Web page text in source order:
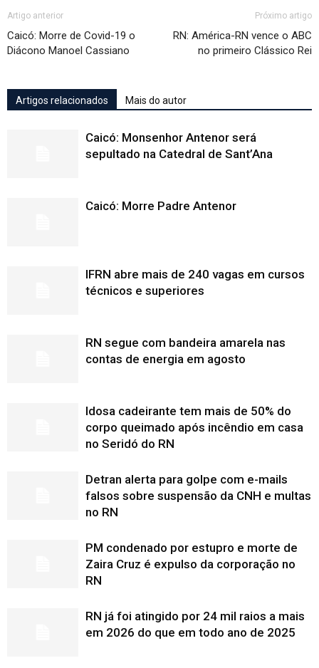
Artigo anterior
Caicó: Morre de Covid-19 o
Diácono Manoel Cassiano
Próximo artigo
RN: América-RN vence o ABC
no primeiro Clássico Rei
Artigos relacionados Mais do autor
Caicó: Monsenhor Antenor será
sepultado na Catedral de Sant’Ana
Caicó: Morre Padre Antenor
IFRN abre mais de 240 vagas em cursos
técnicos e superiores
RN segue com bandeira amarela nas
contas de energia em agosto
Idosa cadeirante tem mais de 50% do
corpo queimado após incêndio em casa
no Seridó do RN
Detran alerta para golpe com e-mails
falsos sobre suspensão da CNH e multas
no RN
PM condenado por estupro e morte de
Zaira Cruz é expulso da corporação no
RN
RN já foi atingido por 24 mil raios a mais
em 2026 do que em todo ano de 2025